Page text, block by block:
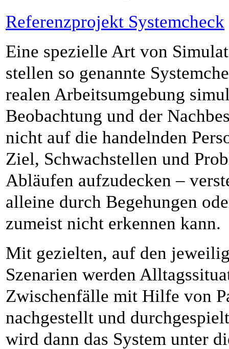
Referenzprojekt Systemcheck
Eine spezielle Art von
stellen so genannte
realen Arbeitsumgebung
Beobachtung und der
nicht auf die handelnden
Ziel, Schwachstellen und
Abläufen aufzudecken –
alleine durch Begehungen
zumeist nicht erkennen kann.
Mit gezielten, auf den
Szenarien werden
Zwischenfälle mit Hilfe von
nachgestellt und
wird dann das System unter